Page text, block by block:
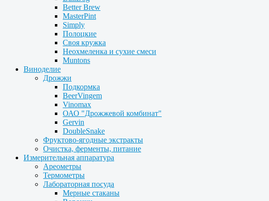
Better Brew
MasterPint
Simply
Полоцкие
Своя кружка
Неохмеленка и сухие смеси
Muntons
Виноделие
Дрожжи
Подкормка
BeerVingem
Vinomax
ОАО "Дрожжевой комбинат"
Gervin
DoubleSnake
Фруктово-ягодные экстракты
Очистка, ферменты, питание
Измерительная аппаратура
Ареометры
Термометры
Лабораторная посуда
Мерные стаканы